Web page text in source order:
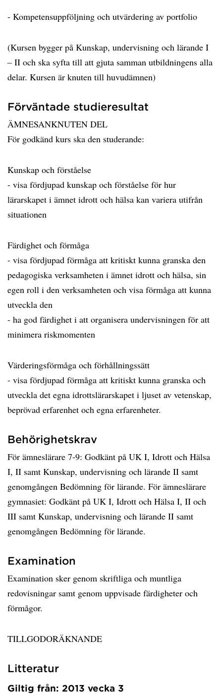
- Kompetensuppföljning och utvärdering av portfolio
(Kursen bygger på Kunskap, undervisning och lärande I
– II och ska syfta till att gjuta samman utbildningens alla
delar. Kursen är knuten till huvudämnen)
Förväntade studieresultat
ÄMNESANKNUTEN DEL
För godkänd kurs ska den studerande:
Kunskap och förståelse
- visa fördjupad kunskap och förståelse för hur
lärarskapet i ämnet idrott och hälsa kan variera utifrån
situationen
Färdighet och förmåga
- visa fördjupad förmåga att kritiskt kunna granska den
pedagogiska verksamheten i ämnet idrott och hälsa, sin
egen roll i den verksamheten och visa förmåga att kunna
utveckla den
- ha god färdighet i att organisera undervisningen för att
minimera riskmomenten
Värderingsförmåga och förhållningssätt
- visa fördjupad förmåga att kritiskt kunna granska och
utveckla det egna idrottslärarskapet i ljuset av vetenskap,
beprövad erfarenhet och egna erfarenheter.
Behörighetskrav
För ämneslärare 7-9: Godkänt på UK I, Idrott och Hälsa
I, II samt Kunskap, undervisning och lärande II samt
genomgången Bedömning för lärande. För ämneslärare
gymnasiet: Godkänt på UK I, Idrott och Hälsa I, II och
III samt Kunskap, undervisning och lärande II samt
genomgången Bedömning för lärande.
Examination
Examination sker genom skriftliga och muntliga
redovisningar samt genom uppvisade färdigheter och
förmågor.
TILLGODORÄKNANDE
Litteratur
Giltig från: 2013 vecka 3